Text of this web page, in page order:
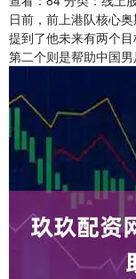
日前，前上港队核心
提到了他未来有两个
第二个则是帮助中国